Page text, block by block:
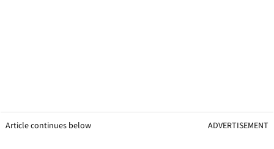
Article continues below ADVERTISEMENT